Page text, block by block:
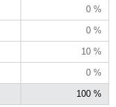
0 %
0 %
10 %
0 %
100 %